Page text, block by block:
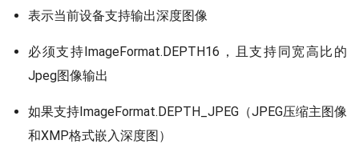
表示当前设备支持输出深度图像
必须支持ImageFormat.DEPTH16，且支持同宽高比的
Jpeg图像输出
如果支持ImageFormat.DEPTH_JPEG（JPEG压缩主图像
和XMP格式嵌入深度图）